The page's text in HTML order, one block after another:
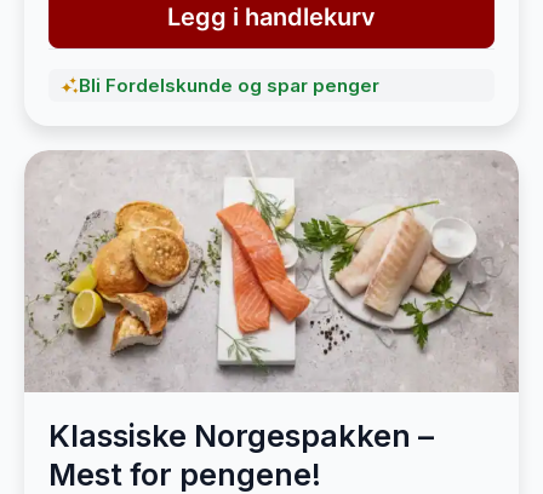
Legg i handlekurv
Bli Fordelskunde og spar penger
Klassiske Norgespakken –
Mest for pengene!